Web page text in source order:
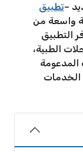
–تطبيق
واسعة من
التطبيق
الطبية،
المدعومة
الخدمات